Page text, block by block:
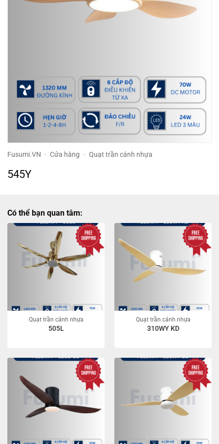
Fusumi.VN - Cửa hàng - Quạt trần cánh nhựa
545Y
Có thể bạn quan tâm:
Quạt trần cánh nhựa
505L
Quạt trần cánh nhựa
310WY KD